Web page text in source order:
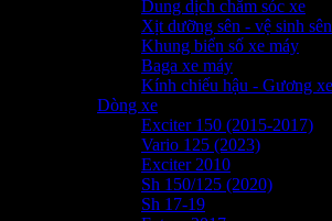
Dung dịch chăm sóc xe
Xịt dưỡng sên - vệ sinh sên
Khung biển số xe máy
Baga xe máy
Kính chiếu hậu - Gương
Dòng xe
Exciter 150 (2015-2017)
Vario 125 (2023)
Exciter 2010
Sh 150/125 (2020)
Sh 17-19